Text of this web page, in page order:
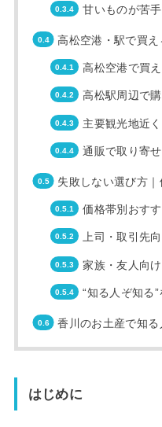
甘いものが苦
高松空港・駅で買
高松空港で買
高松駅周辺で
主要観光地近
通販で取り寄
失敗しない選び方
価格帯別おす
上司・取引先
家族・友人向
“知る人ぞ知る
香川のお土産で知
はじめに